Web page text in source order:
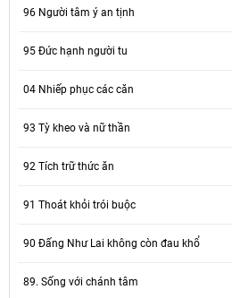
96 Người tâm ý an tịnh
95 Đức hạnh người tu
04 Nhiếp phục các căn
93 Tỳ kheo và nữ thần
92 Tích trữ thức ăn
91 Thoát khỏi trói buộc
90 Đấng Như Lai không còn đau khổ
89. Sống với chánh tâm